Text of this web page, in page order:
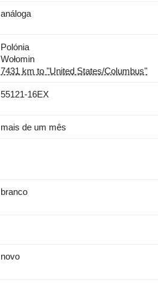
análoga
Polónia
Wołomin
7431 km to "United States/Columbus"
55121-16EX
mais de um mês
branco
novo